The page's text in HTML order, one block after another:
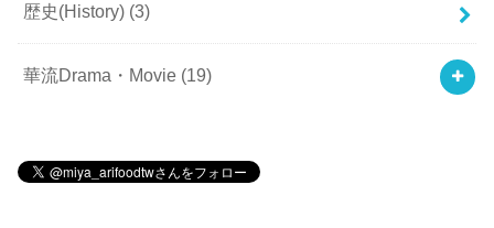
歴史(History) (3)
華流Drama・Movie (19)